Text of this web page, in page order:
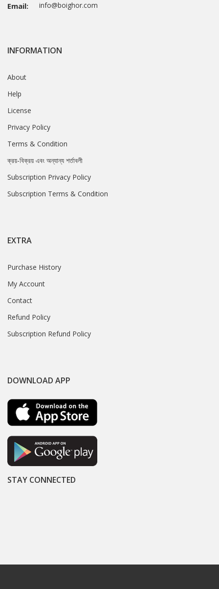
Email: info@boighor.com
INFORMATION
About
Help
License
Privacy Policy
Terms & Condition
ক্রয়-বিক্রয় এবং অন্যান্য শর্তাবলী
Subscription Privacy Policy
Subscription Terms & Condition
EXTRA
Purchase History
My Account
Contact
Refund Policy
Subscription Refund Policy
DOWNLOAD APP
STAY CONNECTED